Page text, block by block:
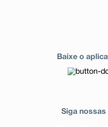
Baixe o
Siga